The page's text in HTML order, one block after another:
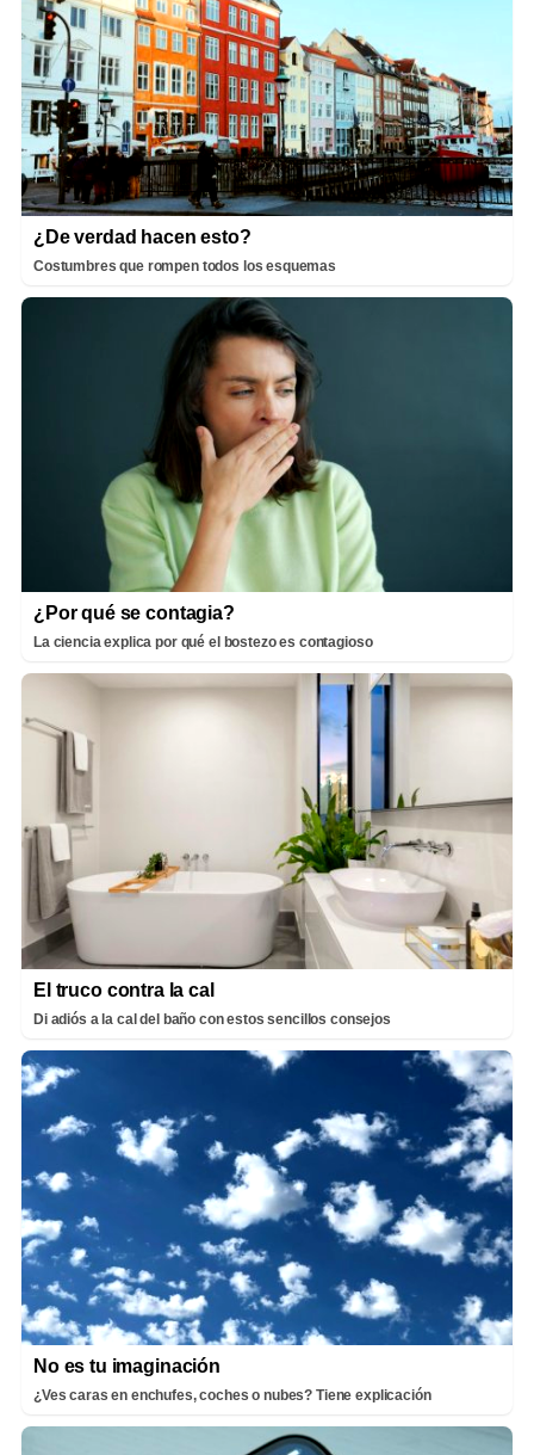
¿De verdad hacen esto?
Costumbres que rompen todos los esquemas
¿Por qué se contagia?
La ciencia explica por qué el bostezo es contagioso
El truco contra la cal
Di adiós a la cal del baño con estos sencillos consejos
No es tu imaginación
¿Ves caras en enchufes, coches o nubes? Tiene explicación